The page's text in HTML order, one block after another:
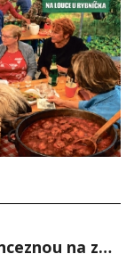
Prohlídka s princeznou na zámku Stekník